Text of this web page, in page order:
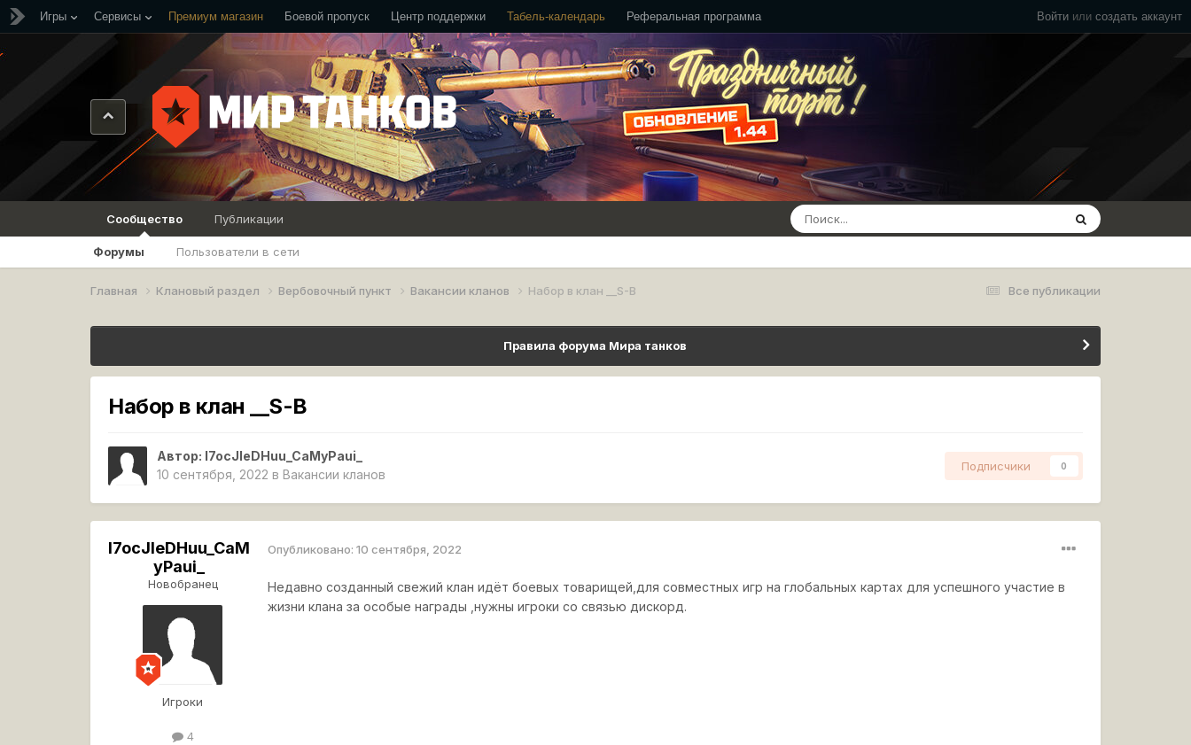
Войти или создать аккаунт
Игры Сервисы Премиум магазин Боевой пропуск Центр поддержки Табель-календарь Реферальная программа
Сообщество
Форумы Пользователи в сети
Публикации
Все публикации
Главная Клановый раздел Вербовочный пункт Вакансии кланов Набор в клан __S-B
Правила форума Мира танков
Набор в клан __S-B
Автор: l7ocJleDHuu_CaMyPaui_
10 сентября, 2022 в Вакансии кланов
Подписчики 0
l7ocJleDHuu_CaM
yPaui_
Новобранец
Игроки
4
Опубликовано:10 сентября, 2022
Недавно созданный свежий клан идёт боевых товарищей,для совместных игр на глобальных картах для успешного участие в
жизни клана за особые награды ,нужны игроки со связью дискорд.